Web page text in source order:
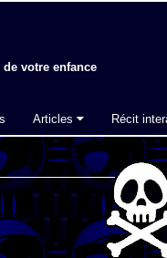
votre enfance
Articles Récit